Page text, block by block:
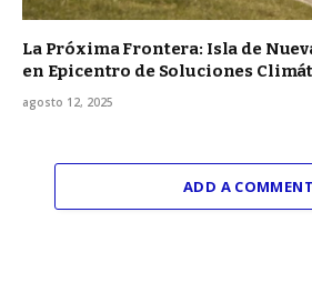
La Próxima Frontera: Isla de
en Epicentro de Soluciones
agosto 12, 2025
ADD A COMMENT